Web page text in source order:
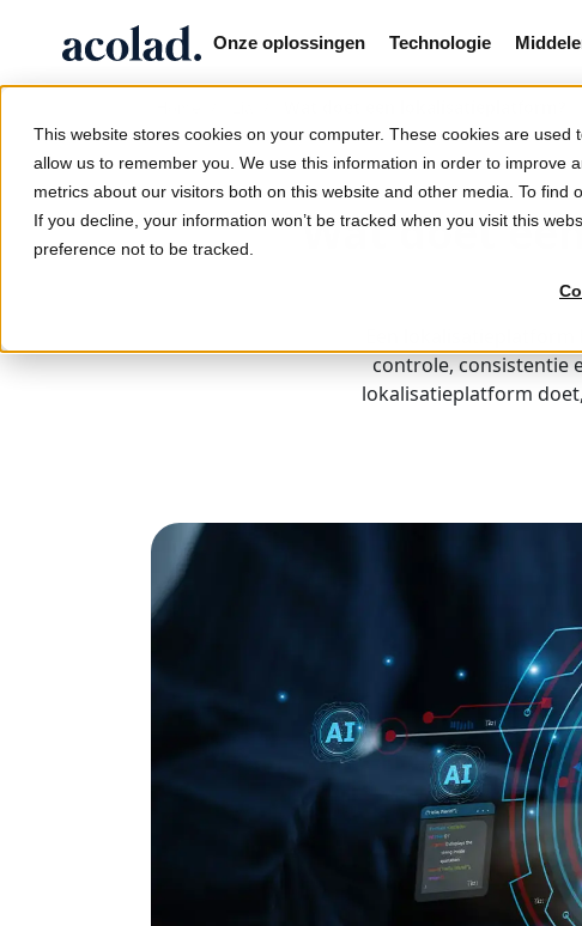
This website stores cookies on your computer. These cookies are
allow us to remember you. We use this information in order to improve
metrics about our visitors both on this website and other media. To find
If you decline, your information won’t be tracked when you visit this
preference not to be tracked.
Onze oplossingen Technologie
Wat doet
Een
controle, consistentie
lokalisatieplatform